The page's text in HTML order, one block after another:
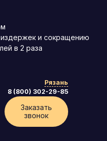
и сокращению
в 2 раза
Рязань
8 (800) 302-29-85
Заказать
звонок